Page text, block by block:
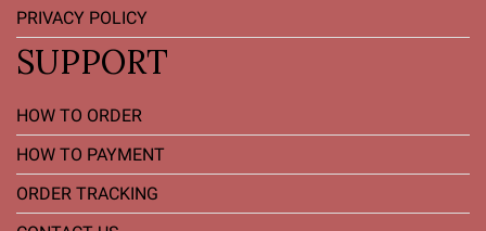
PRIVACY POLICY
SUPPORT
HOW TO ORDER
HOW TO PAYMENT
ORDER TRACKING